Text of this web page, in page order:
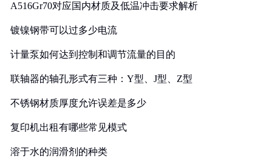
A516Gr70对应国内材质及低温冲击要求解析
镀镍钢带可以过多少电流
计量泵如何达到控制和调节流量的目的
联轴器的轴孔形式有三种：Y型、J型、Z型
不锈钢材质厚度允许误差是多少
复印机出租有哪些常见模式
溶于水的润滑剂的种类